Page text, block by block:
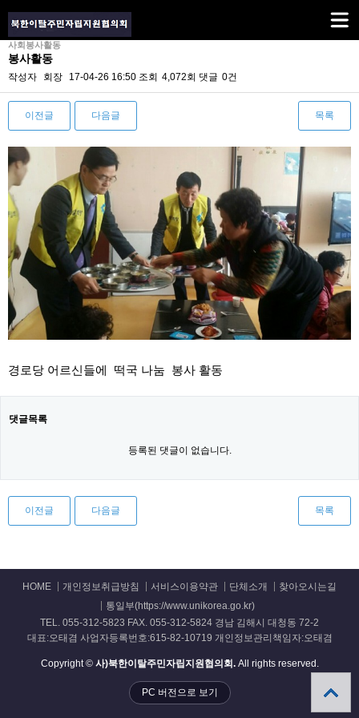
사회봉사활동
봉사활동
작성자 회장 17-04-26 16:50 조회 4,072회 댓글 0건
이전글 다음글 목록
본문
경로당 어르신들에 떡국 나눔 봉사 활동
댓글목록
등록된 댓글이 없습니다.
이전글 다음글 목록
HOME 개인정보취급방침 서비스이용약관 단체소개
찾아오시는길
통일부(https://www.unikorea.go.kr)
TEL. 055-312-5823 FAX. 055-312-5824 경남 김해시 대청동 72-2
대표:오태겸 사업자등록번호:615-82-10719 개인정보관리책임자:오태겸
Copyright © 사)북한이탈주민자립지원협의회.All rights reserved.
PC 버전으로 보기